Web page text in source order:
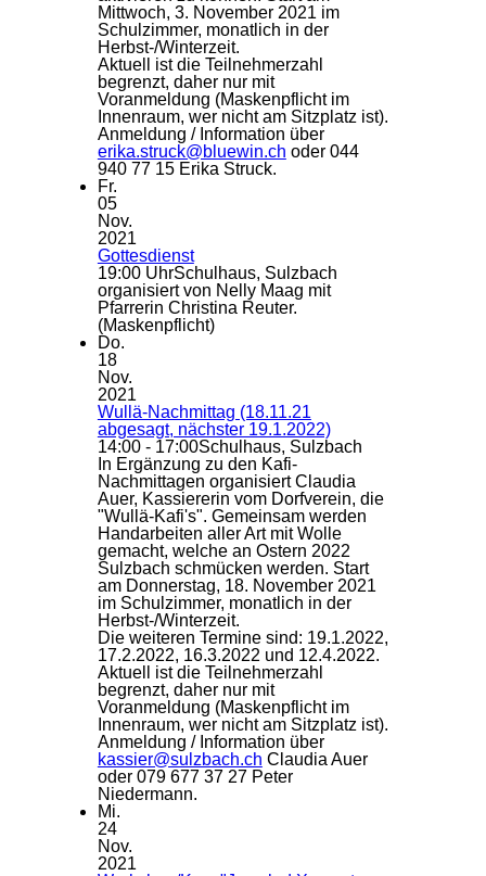
Mittwoch, 3. November 2021 im
Schulzimmer, monatlich in der
Herbst-/Winterzeit.
Aktuell ist die Teilnehmerzahl
begrenzt, daher nur mit
Voranmeldung (Maskenpflicht im
Innenraum, wer nicht am Sitzplatz ist).
Anmeldung / Information über
erika.struck@bluewin.ch oder 044
940 77 15 Erika Struck.
Fr.
05
Nov.
2021
Gottesdienst
19:00 UhrSchulhaus, Sulzbach
organisiert von Nelly Maag mit
Pfarrerin Christina Reuter.
(Maskenpflicht)
Do.
18
Nov.
2021
Wullä-Nachmittag (18.11.21
abgesagt, nächster 19.1.2022)
14:00 - 17:00Schulhaus, Sulzbach
In Ergänzung zu den Kafi-
Nachmittagen organisiert Claudia
Auer, Kassiererin vom Dorfverein, die
"Wullä-Kafi's". Gemeinsam werden
Handarbeiten aller Art mit Wolle
gemacht, welche an Ostern 2022
Sulzbach schmücken werden. Start
am Donnerstag, 18. November 2021
im Schulzimmer, monatlich in der
Herbst-/Winterzeit.
Die weiteren Termine sind: 19.1.2022,
17.2.2022, 16.3.2022 und 12.4.2022.
Aktuell ist die Teilnehmerzahl
begrenzt, daher nur mit
Voranmeldung (Maskenpflicht im
Innenraum, wer nicht am Sitzplatz ist).
Anmeldung / Information über
kassier@sulzbach.ch Claudia Auer
oder 079 677 37 27 Peter
Niedermann.
Mi.
24
Nov.
2021